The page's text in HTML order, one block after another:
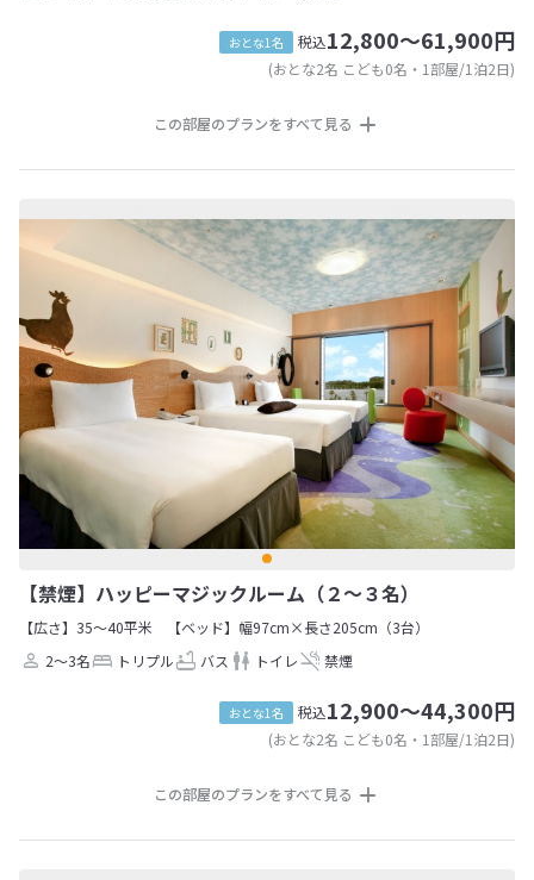
おとな1名 税込12,800～61,900円
(おとな2名 こども0名・1部屋/1泊2日)
この部屋のプランをすべて見る
【禁煙】ハッピーマジックルーム（２～３名）
【広さ】35～40平米
【ベッド】幅97cm×長さ205cm（3台）
2～3名
トリプル バス トイレ 禁煙
おとな1名 税込12,900～44,300円
(おとな2名 こども0名・1部屋/1泊2日)
この部屋のプランをすべて見る